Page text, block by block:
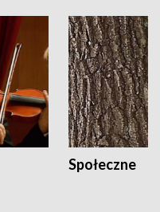
Społeczne